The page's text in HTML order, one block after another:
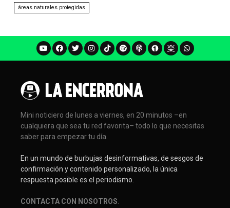
áreas naturales protegidas
Mini noticiero de lunes a viernes, en 20 minutos –en
cualquiera que sea tu red favorita– todo lo que necesitas
saber para empezar tu día.
En un mundo de burbujas desinformativas, de sesgos de
confirmación y contenido personalizado, la única
respuesta posible es el periodismo.
CONTACTA CON NOSOTROS